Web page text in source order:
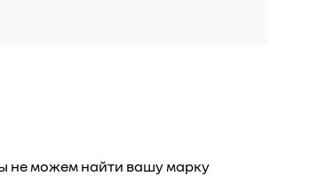
не можем найти вашу марку